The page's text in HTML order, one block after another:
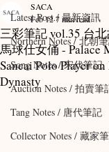
Latest Post / 最新資訊
Northern Notes / 北朝
Song Notes / 宋代筆記
Auction Notes / 拍賣筆
Tang Notes / 唐代筆記
Collector Notes / 藏家
三彩筆記 vol.35 台
馬球仕女俑 - Palace
Sancai Polo Player
Dynasty
SACA
Feb 127 min read